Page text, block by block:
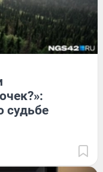
судьбе